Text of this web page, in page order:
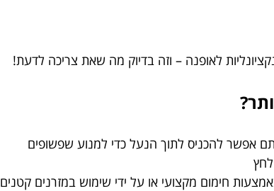
לאופנה – וזה בדיוק מה שאת צריכה לדעת!
אפשר להכניס לתוך הנעל כדי למנוע שפשופים
חימום מקצועי או על ידי שימוש במזרנים קטנים